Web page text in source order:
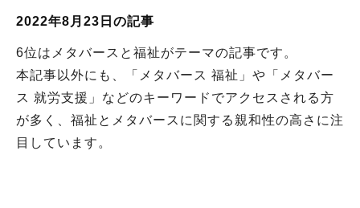
2022年8月23日の記事
6位はメタバースと福祉がテーマの記事です。
本記事以外にも、「メタバース 福祉」や「メタバー
ス 就労支援」などのキーワードでアクセスされる方
が多く、福祉とメタバースに関する親和性の高さに注
目しています。